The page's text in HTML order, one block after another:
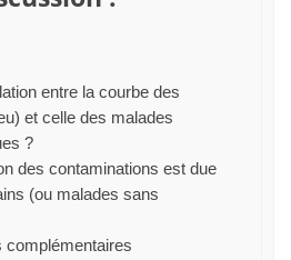
entre la courbe des
et celle des malades
?
des contaminations est due
(ou malades sans
complémentaires